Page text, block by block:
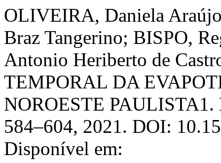
OLIVEIRA, Daniela
Braz Tangerino; BISPO,
Antonio Heriberto de
TEMPORAL DA
NOROESTE PAULISTA1.
584–604, 2021. DOI:
Disponível em: